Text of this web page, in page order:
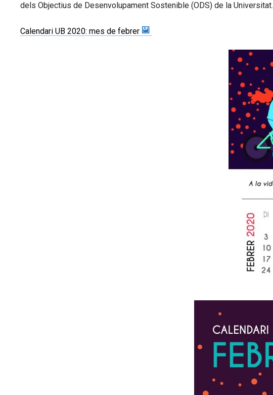
dels Objectius de Desenvolupament Sostenible (ODS) de la Universitat.
Calendari UB 2020: mes de febrer